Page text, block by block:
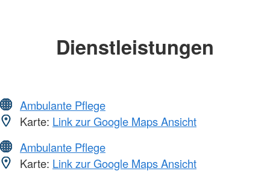
Dienstleistungen
Ambulante Pflege
Karte: Link zur Google Maps Ansicht
Ambulante Pflege
Karte: Link zur Google Maps Ansicht